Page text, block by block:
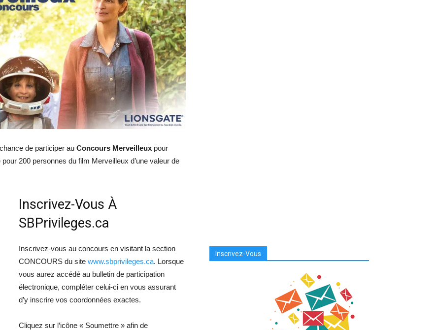
de participer au Concours Merveilleux pour
200 personnes du film Merveilleux d’une valeur de
Inscrivez-Vous À
SBPrivileges.ca
Inscrivez-vous au concours en visitant la section
CONCOURS du site www.sbprivileges.ca. Lorsque
vous aurez accédé au bulletin de participation
électronique, compléter celui-ci en vous assurant
d’y inscrire vos coordonnées exactes.
Cliquez sur l’icône « Soumettre » afin de
Inscrivez-Vous